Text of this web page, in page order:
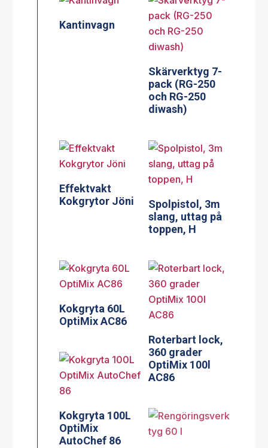
Kantinvagn
Skärverktyg 7-
pack (RG-250
och RG-250
diwash)
Effektvakt
Kokgrytor Jöni
Spolpistol, 3m
slang, uttag på
toppen, H
Kokgryta 60L
OptiMix AC86
Roterbart lock,
360 grader
OptiMix 100l
AC86
Kokgryta 100L
OptiMix
AutoChef 86